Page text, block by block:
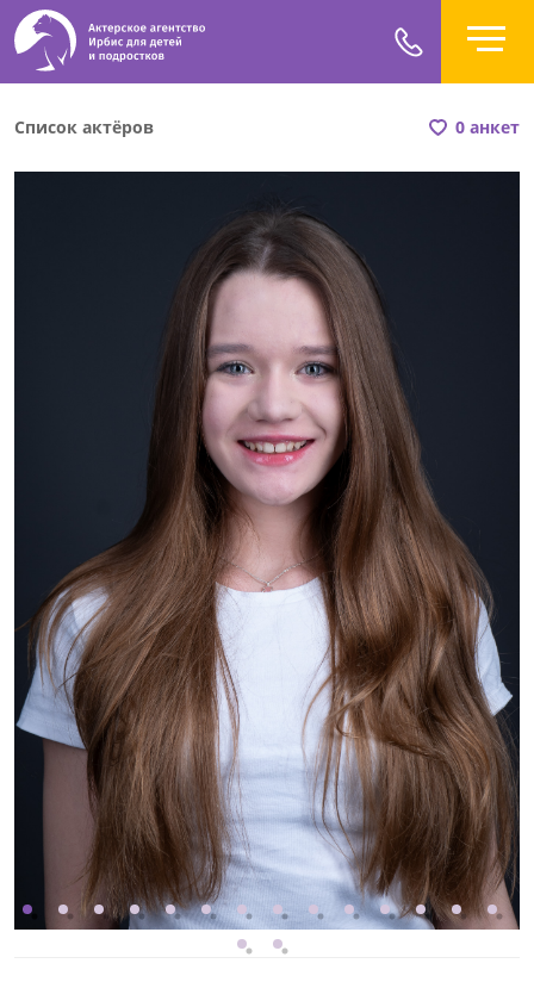
Список актёров 0 анкет